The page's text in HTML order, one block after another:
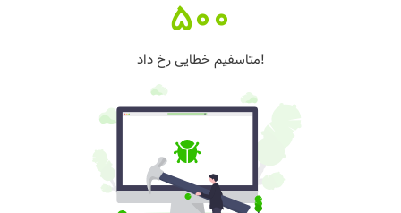
500
متاسفیم خطایی رخ داد!